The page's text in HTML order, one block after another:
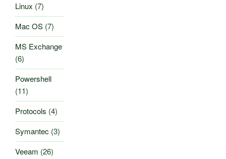
Linux (7)
Mac OS (7)
MS Exchange
(6)
Powershell
(11)
Protocols (4)
Symantec (3)
Veeam (26)